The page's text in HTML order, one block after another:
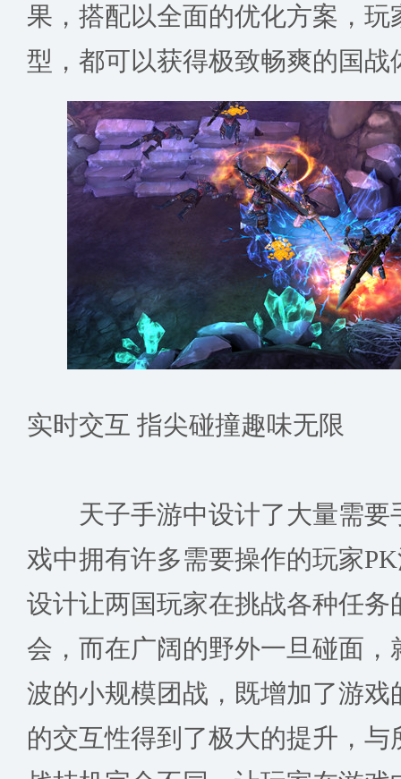
果，搭配以全面的优化方案，玩
型，都可以获得极致畅爽的国战
实时交互 指尖碰撞趣味无限
天子手游中设计了大量需要
戏中拥有许多需要操作的玩家
设计让两国玩家在挑战各种任务
会，而在广阔的野外一旦碰面，
波的小规模团战，既增加了游戏
的交互性得到了极大的提升，